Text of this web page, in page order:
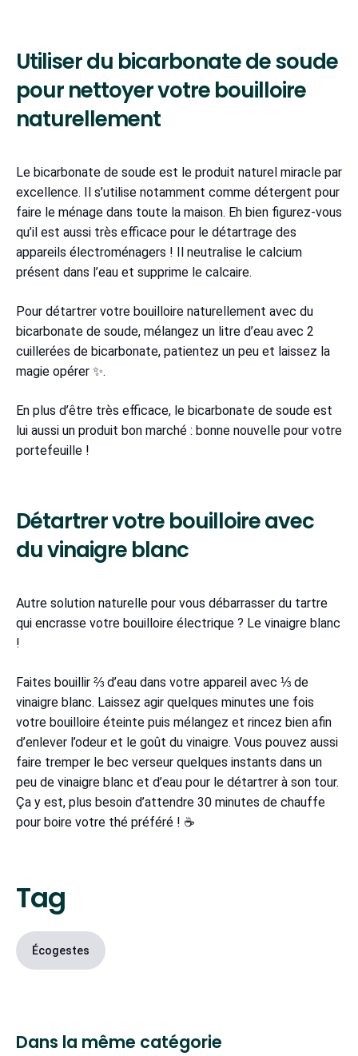
Utiliser du bicarbonate de soude
pour nettoyer votre bouilloire
naturellement
Le bicarbonate de soude est le produit naturel miracle par
excellence. Il s’utilise notamment comme détergent pour
faire le ménage dans toute la maison. Eh bien figurez-vous
qu’il est aussi très efficace pour le détartrage des
appareils électroménagers ! Il neutralise le calcium
présent dans l’eau et supprime le calcaire.
Pour détartrer votre bouilloire naturellement avec du
bicarbonate de soude, mélangez un litre d’eau avec 2
cuillerées de bicarbonate, patientez un peu et laissez la
magie opérer ✨.
En plus d’être très efficace, le bicarbonate de soude est
lui aussi un produit bon marché : bonne nouvelle pour votre
portefeuille !
Détartrer votre bouilloire avec
du vinaigre blanc
Autre solution naturelle pour vous débarrasser du tartre
qui encrasse votre bouilloire électrique ? Le vinaigre blanc
!
Faites bouillir ⅔ d’eau dans votre appareil avec ⅓ de
vinaigre blanc. Laissez agir quelques minutes une fois
votre bouilloire éteinte puis mélangez et rincez bien afin
d’enlever l’odeur et le goût du vinaigre. Vous pouvez aussi
faire tremper le bec verseur quelques instants dans un
peu de vinaigre blanc et d’eau pour le détartrer à son tour.
Ça y est, plus besoin d’attendre 30 minutes de chauffe
pour boire votre thé préféré ! ☕
Tag
Écogestes
Dans la même catégorie